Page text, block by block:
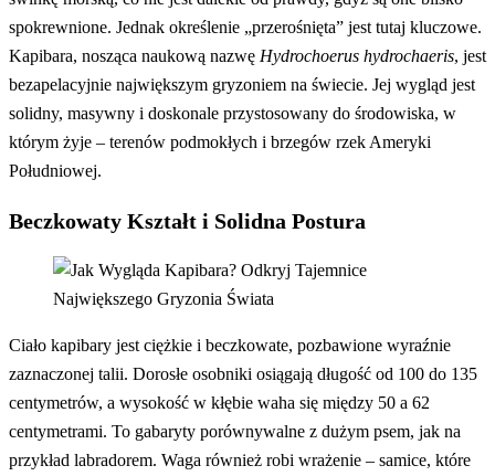
spokrewnione. Jednak określenie „przerośnięta” jest tutaj kluczowe.
Kapibara, nosząca naukową nazwę Hydrochoerus hydrochaeris, jest
bezapelacyjnie największym gryzoniem na świecie. Jej wygląd jest
solidny, masywny i doskonale przystosowany do środowiska, w
którym żyje – terenów podmokłych i brzegów rzek Ameryki
Południowej.
Beczkowaty Kształt i Solidna Postura
Ciało kapibary jest ciężkie i beczkowate, pozbawione wyraźnie
zaznaczonej talii. Dorosłe osobniki osiągają długość od 100 do 135
centymetrów, a wysokość w kłębie waha się między 50 a 62
centymetrami. To gabaryty porównywalne z dużym psem, jak na
przykład labradorem. Waga również robi wrażenie – samice, które